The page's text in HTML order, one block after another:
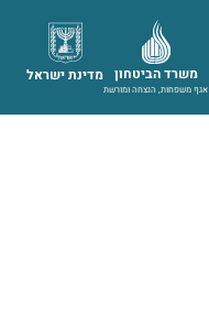
מדינת ישראל משרד הביטחון
אגף משפחות, הנצחה ומורשת